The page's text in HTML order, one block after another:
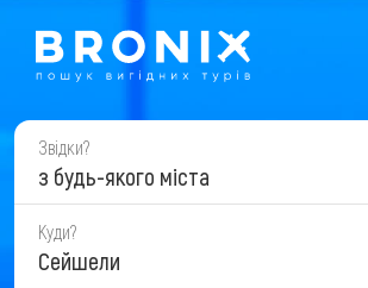
Звідки?
з будь-якого міста
Куди?
Сейшели